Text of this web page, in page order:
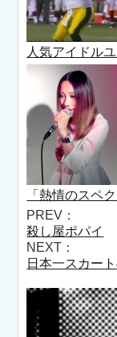
人気アイドル
「熱情のスペ
PREV：
殺し屋ポパイ
NEXT：
日本一スカー